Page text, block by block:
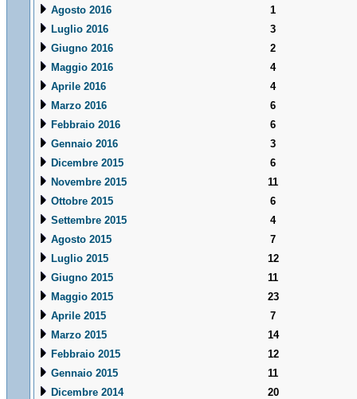
Agosto 2016
1
Luglio 2016
3
Giugno 2016
2
Maggio 2016
4
Aprile 2016
4
Marzo 2016
6
Febbraio 2016
6
Gennaio 2016
3
Dicembre 2015
6
Novembre 2015
11
Ottobre 2015
6
Settembre 2015
4
Agosto 2015
7
Luglio 2015
12
Giugno 2015
11
Maggio 2015
23
Aprile 2015
7
Marzo 2015
14
Febbraio 2015
12
Gennaio 2015
11
Dicembre 2014
20